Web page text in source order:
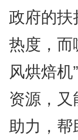
政府的扶
热度，而
风烘焙
资源，
助力，帮